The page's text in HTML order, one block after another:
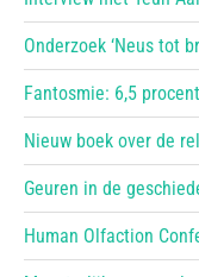
Onderzoek ‘Neus tot
Fantosmie: 6,5
Nieuw boek over de
Geuren in de
Human Olfaction